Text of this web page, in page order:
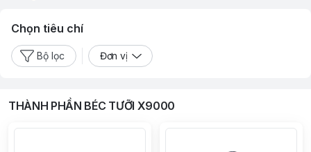
Chọn tiêu chí
Bộ lọc Đơn vị
THÀNH PHẦN BÉC TƯỠI X9000